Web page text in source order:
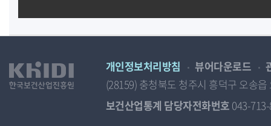
개인정보처리방침 뷰어다운로드
(28159) 충청북도 청주시 흥덕구 오송
보건산업통계 담당자전화번호 043-